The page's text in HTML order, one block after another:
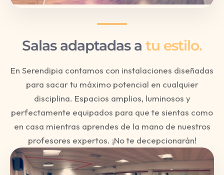
Salas adaptadas a tu estilo.
En Serendipia contamos con instalaciones diseñadas
para sacar tu máximo potencial en cualquier
disciplina. Espacios amplios, luminosos y
perfectamente equipados para que te sientas como
en casa mientras aprendes de la mano de nuestros
profesores expertos. ¡No te decepcionarán!